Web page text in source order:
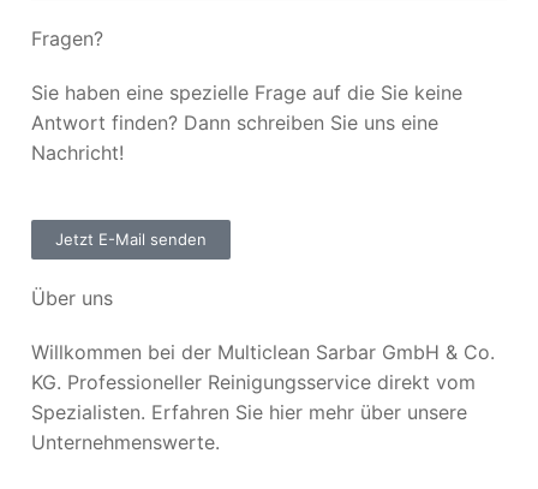
Fragen?
Sie haben eine spezielle Frage auf die Sie keine
Antwort finden? Dann schreiben Sie uns eine
Nachricht!
Jetzt E-Mail senden
Über uns
Willkommen bei der Multiclean Sarbar GmbH & Co.
KG. Professioneller Reinigungsservice direkt vom
Spezialisten. Erfahren Sie hier mehr über unsere
Unternehmenswerte.